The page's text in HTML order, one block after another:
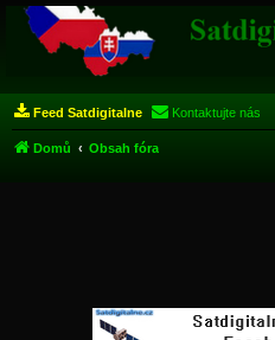
Feed Satdigitalne Kontaktujte nás
Domů Obsah fóra